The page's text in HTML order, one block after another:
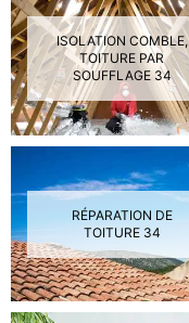
ISOLATION COMBLE,
TOITURE PAR
SOUFFLAGE 34
RÉPARATION DE
TOITURE 34